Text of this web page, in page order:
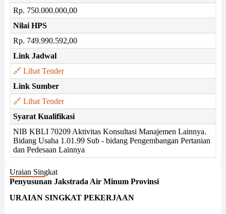
Rp. 750.000.000,00
Nilai HPS
Rp. 749.990.592,00
Link Jadwal
🔗 Lihat Tender
Link Sumber
🔗 Lihat Tender
Syarat Kualifikasi
NIB KBLI 70209 Aktivitas Konsultasi Manajemen Lainnya.
Bidang Usaha 1.01.99 Sub - bidang Pengembangan Pertanian
dan Pedesaan Lainnya
Uraian Singkat
Penyusunan Jakstrada Air Minum Provinsi
URAIAN SINGKAT PEKERJAAN